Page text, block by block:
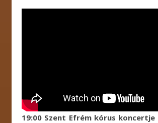
19:00 Szent Efrém kórus